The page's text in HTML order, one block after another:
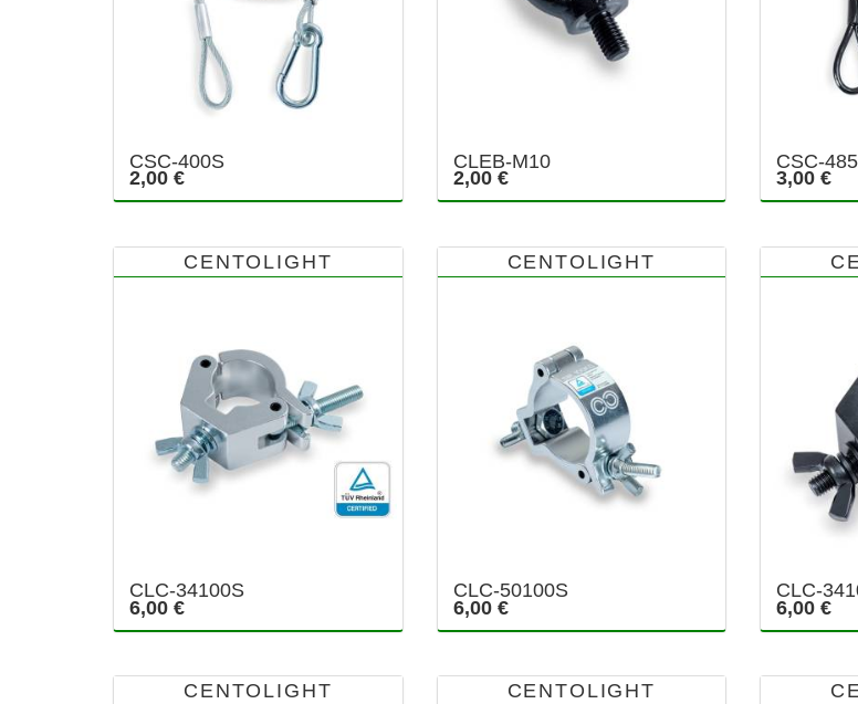
CSC-400S
2,00 €
CLEB-M10
2,00 €
CSC-
3,00 €
CENTOLIGHT
CLC-34100S
6,00 €
CENTOLIGHT
CLC-50100S
6,00 €
CLC-
6,00 €
CENTOLIGHT CENTOLIGHT